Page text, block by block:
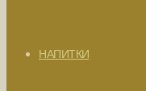
НАПИТКИ